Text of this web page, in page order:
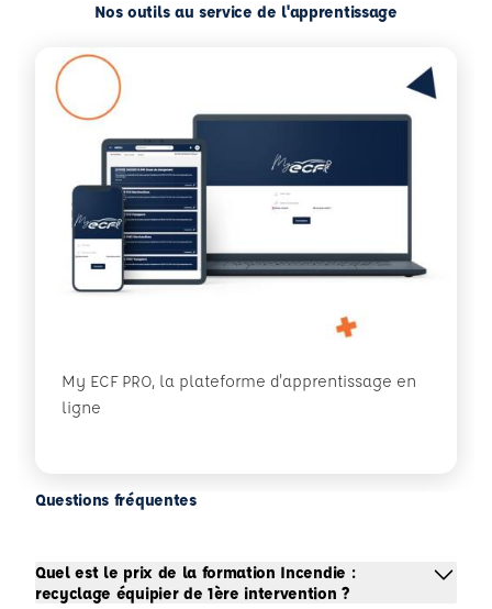
Nos outils au service de l'apprentissage
My ECF PRO, la plateforme d'apprentissage en
ligne
Questions fréquentes
Quel est le prix de la formation Incendie :
recyclage équipier de 1ère intervention ?